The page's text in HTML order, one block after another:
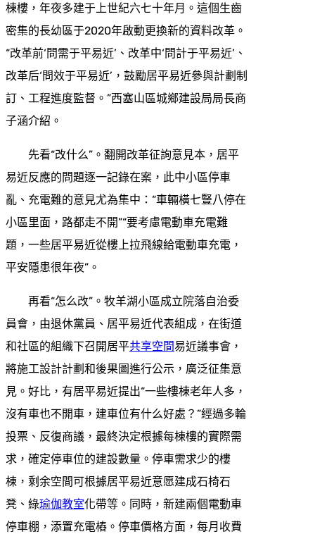
棟樓，年夜多建于上世紀六七十年月。這個生齒
密集的長幼區于2020年啟動更換新的資料改革。
“改革前‘問需于平易近’、改革中‘問計于平易近’、
改革后‘問效于平易近’，鼓勵居平易近參與計劃制
訂、工程進度監督。”西塞山區城鄉建設局局長商
子涵介紹。
先看“改什么”。翻開改革征詢意見本，居平
易近反應的問題逐一記錄在案，此中小區停車
亂、充電難的意見尤為集中：“車輛橫七豎八停在
小區里面，路都走不開”“要考慮電動車充電難
題，一些居平易近從樓上拉飛線給電動車充電，
平安隱患很年夜”。
再看“怎么改”。牧羊湖小區成立院落自治委
員會，由退休黨員、居平易近代表組成，在街道
和社區的組織下召開居平共享空間易近議事會，
將施工設計計劃和後果圖進行公示，廣泛征集意
見。好比，有居平易近提出“一些樓棟老年人多，
沒有車也不開車，建車位有什么好處？”經過多輪
投票、反復商議，最終決定根據每棟樓的實際需
求，確定停車位的建設數量。停車需求少的樓
棟，剩余空間可根據居平易近意愿建成石椅石
凳、綠瑜伽教室化帶等。同時，新建兩個電動車
停車棚，添置充電樁。停車價格方面，每月收費